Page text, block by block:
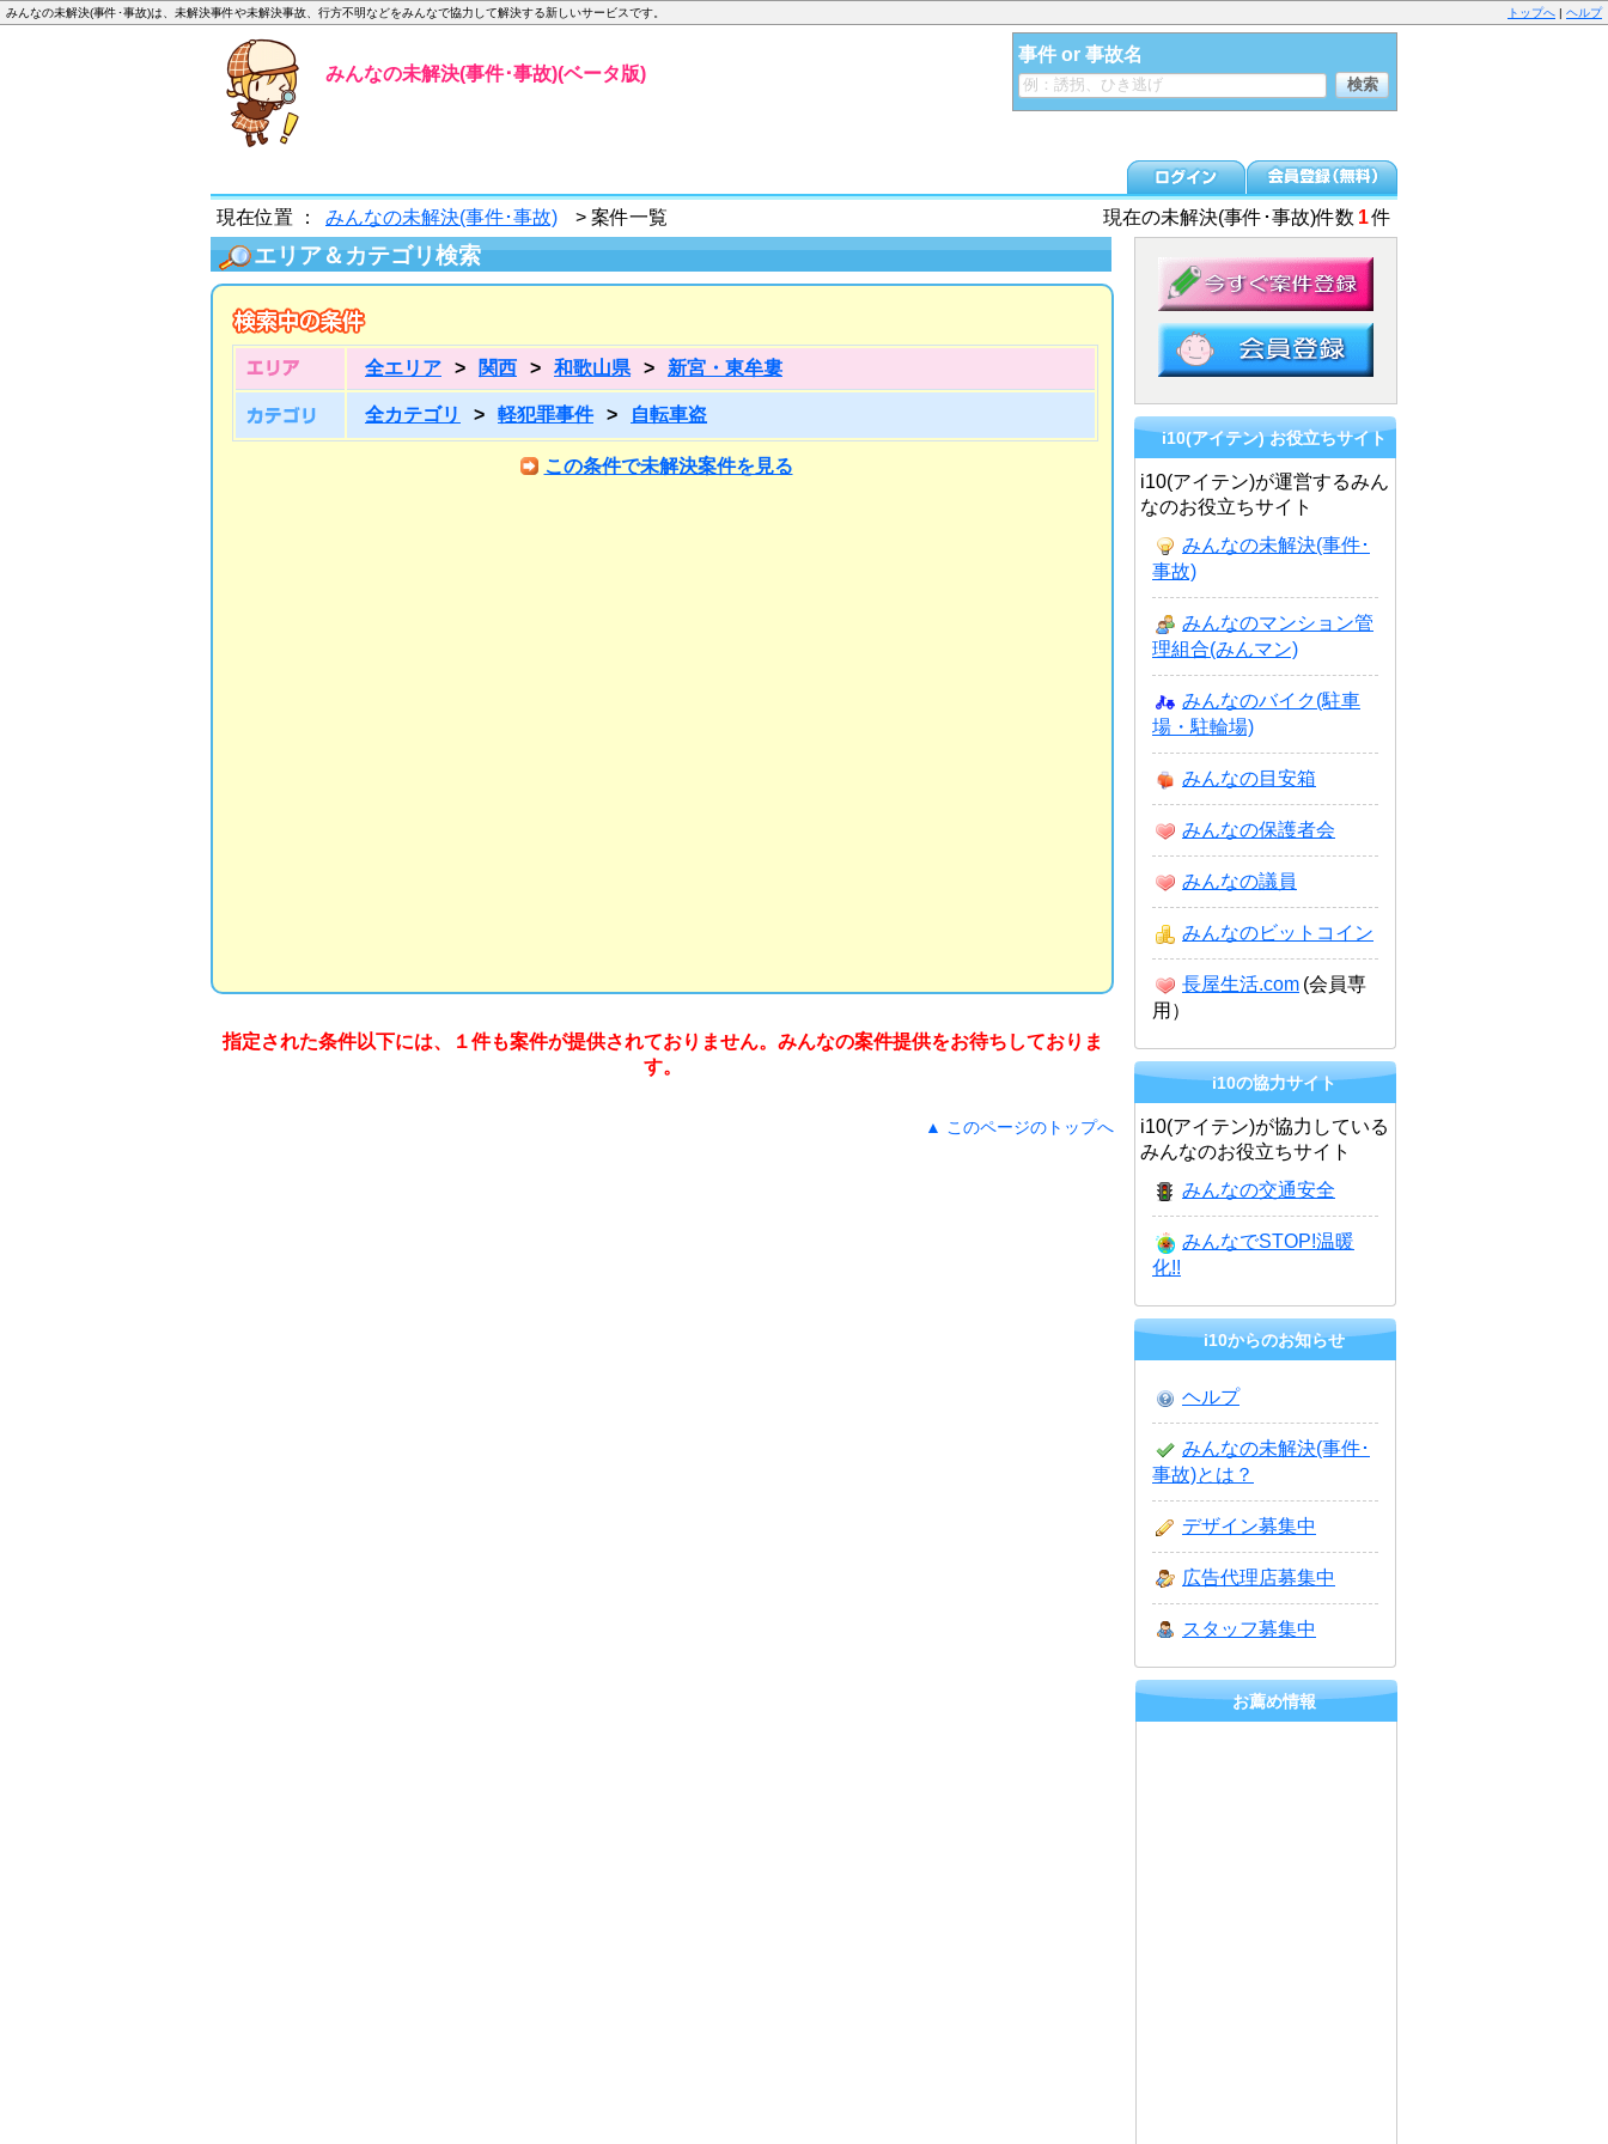
トップへ | ヘルプ
みんなの未解決(事件･事故)は、未解決事件や未解決事故、行方不明などをみんなで協力して解決する新しいサービスです。
みんなの未解決(事件･事故)(ベータ版)
事件 or 事故名
現在位置 ： みんなの未解決(事件･事故) > 案件一覧 現在の未解決(事件･事故)件数 1件
エリア＆カテゴリ検索
全エリア > 関西 > 和歌山県 > 新宮・東牟婁
全カテゴリ > 軽犯罪事件 > 自転車盗
この条件で未解決案件を見る
指定された条件以下には、１件も案件が提供されておりません。みんなの案件提供をお待ちしておりま
す。
▲ このページのトップへ
i10(アイテン) お役立ちサイト
i10(アイテン)が運営するみん
なのお役立ちサイト
みんなの未解決(事件･
事故)
みんなのマンション管
理組合(みんマン)
みんなのバイク(駐車
場・駐輪場)
みんなの目安箱
みんなの保護者会
みんなの議員
みんなのビットコイン
長屋生活.com (会員専
用）
i10の協力サイト
i10(アイテン)が協力している
みんなのお役立ちサイト
みんなの交通安全
みんなでSTOP!温暖
化!!
i10からのお知らせ
ヘルプ
みんなの未解決(事件･
事故)とは？
デザイン募集中
広告代理店募集中
スタッフ募集中
お薦め情報